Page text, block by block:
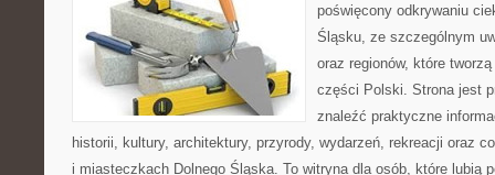
poświęcony odkrywaniu
Śląsku, ze szczególnym
oraz regionów, które
części Polski. Strona jest
znaleźć praktyczne
historii, kultury, architektury, przyrody, wydarzeń, rekreacji oraz
i miasteczkach Dolnego Śląska. To witryna dla osób, które lubią